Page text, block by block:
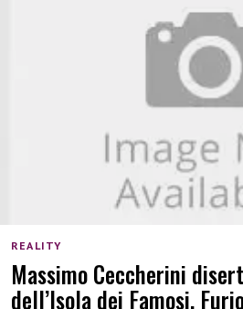
REALITY
Massimo Ceccherini
dell’Isola dei Famosi.